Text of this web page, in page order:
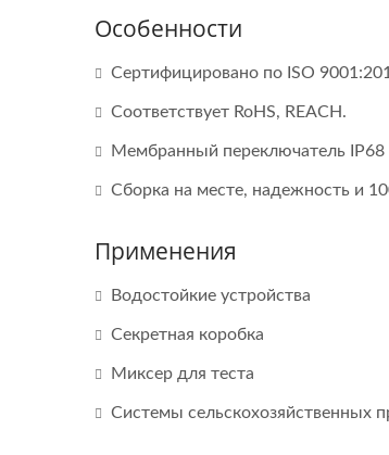
Особенности
Сертифицировано по ISO
Соответствует RoHS, REACH.
Мембранный переключатель IP68
Сборка на месте, надежность и
Применения
Водостойкие устройства
Секретная коробка
Миксер для теста
Системы сельскохозяйственных